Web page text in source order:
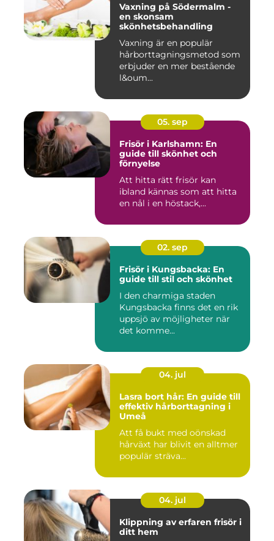
Vaxning på Södermalm -
en skonsam
skönhetsbehandling
Vaxning är en populär
hårborttagningsmetod som
erbjuder en mer bestående
l&oum...
05. sep
Frisör i Karlshamn: En
guide till skönhet och
förnyelse
Att hitta rätt frisör kan
ibland kännas som att hitta
en nål i en höstack,...
02. sep
Frisör i Kungsbacka: En
guide till stil och skönhet
I den charmiga staden
Kungsbacka finns det en rik
uppsjö av möjligheter när
det komme...
04. jul
Lasra bort hår: En guide till
effektiv hårborttagning i
Umeå
Att få bukt med oönskad
hårväxt har blivit en alltmer
populär sträva...
04. jul
Klippning av erfaren frisör i
ditt hem